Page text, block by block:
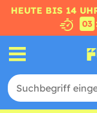
HEUTE BIS 14
03 :